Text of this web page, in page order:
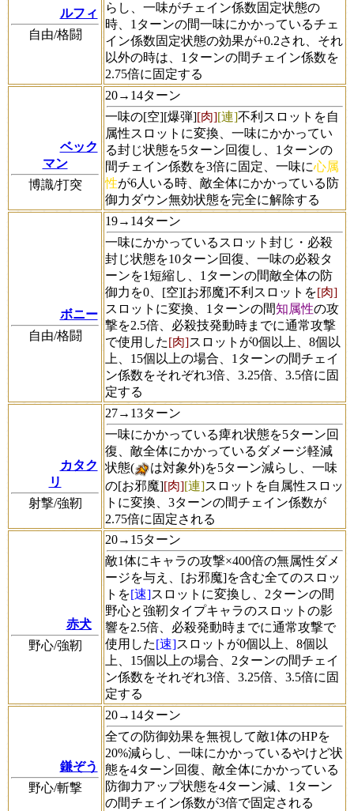
ルフィ
自由/格闘
らし、一味がチェイン係数固定状態の
時、1ターンの間一味にかかっているチェ
イン係数固定状態の効果が+0.2され、それ
以外の時は、1ターンの間チェイン係数を
2.75倍に固定する
ベック
マン
博識/打突
20→14ターン
一味の[空][爆弾] [肉] [連]不利スロットを自
属性スロットに変換、一味にかかってい
る封じ状態を5ターン回復し、1ターンの
間チェイン係数を3倍に固定、一味に心属
性が6人いる時、敵全体にかかっている防
御力ダウン無効状態を完全に解除する
ボニー
自由/格闘
19→14ターン
一味にかかっているスロット封じ・必殺
封じ状態を10ターン回復、一味の必殺タ
ーンを1短縮し、1ターンの間敵全体の防
御力を0、[空][お邪魔]不利スロットを[肉]
スロットに変換、1ターンの間知属性の攻
撃を2.5倍、必殺技発動時までに通常攻撃
で使用した [肉]スロットが0個以上、8個以
上、15個以上の場合、1ターンの間チェイ
ン係数をそれぞれ3倍、3.25倍、3.5倍に固
定する
カタク
リ
射撃/強靭
27→13ターン
一味にかかっている痺れ状態を5ターン回
復、敵全体にかかっているダメージ軽減
状態(
は対象外)を5ターン減らし、一味
の[お邪魔][肉][連]スロットを自属性スロッ
トに変換、3ターンの間チェイン係数が
2.75倍に固定される
赤犬
野心/強靭
20→15ターン
敵1体にキャラの攻撃×400倍の無属性ダメ
ージを与え、[お邪魔]を含む全てのスロッ
トを[速]スロットに変換し、2ターンの間
野心と強靭タイプキャラのスロットの影
響を2.5倍、必殺発動時までに通常攻撃で
使用した [速]スロットが0個以上、8個以
上、15個以上の場合、2ターンの間チェイ
ン係数をそれぞれ3倍、3.25倍、3.5倍に固
定する
鎌ぞう
野心/斬撃
20→14ターン
全ての防御効果を無視して敵1体のHPを
20%減らし、一味にかかっているやけど状
態を4ターン回復、敵全体にかかっている
防御力アップ状態を4ターン減、1ターン
の間チェイン係数が3倍で固定される